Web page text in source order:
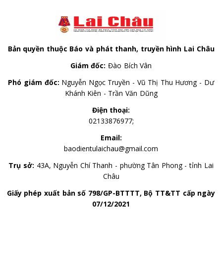
Bản quyền thuộc Báo và phát thanh, truyền hình Lai Châu
Giám đốc: Đào Bích Vân
Phó giám đốc: Nguyễn Ngọc Truyền - Vũ Thị Thu Hương - Dư
Khánh Kiên - Trần Văn Dũng
Điện thoại:
02133876977;
Email:
baodientulaichau@gmail.com
Trụ sở: 43A, Nguyễn Chí Thanh - phường Tân Phong - tỉnh Lai
Châu
Giấy phép xuất bản số 798/GP-BTTTT, Bộ TT&TT cấp ngày
07/12/2021